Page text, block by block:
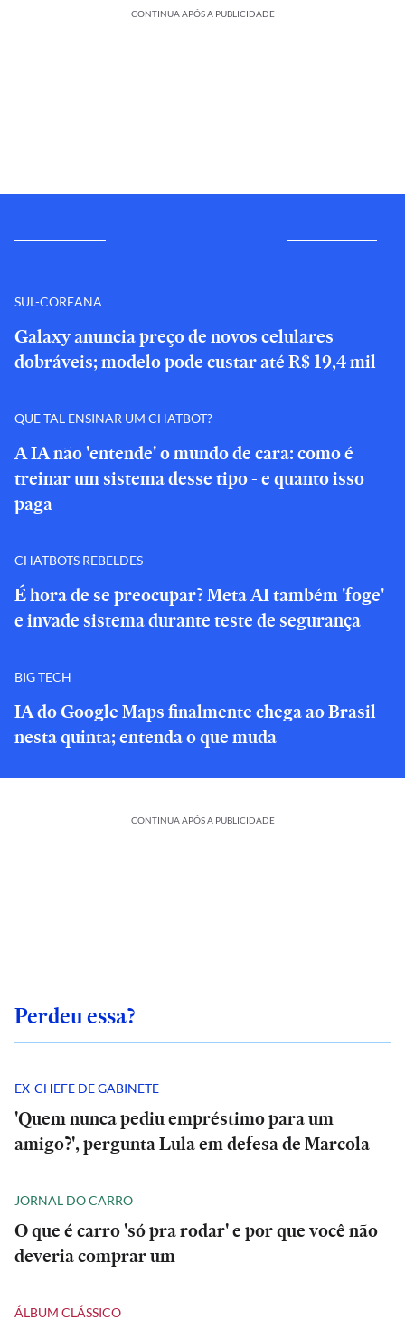
CONTINUA APÓS A PUBLICIDADE
SUL-COREANA
Galaxy anuncia preço de novos celulares
dobráveis; modelo pode custar até R$ 19,4 mil
QUE TAL ENSINAR UM CHATBOT?
A IA não 'entende' o mundo de cara: como é
treinar um sistema desse tipo - e quanto isso
paga
CHATBOTS REBELDES
É hora de se preocupar? Meta AI também 'foge'
e invade sistema durante teste de segurança
BIG TECH
IA do Google Maps finalmente chega ao Brasil
nesta quinta; entenda o que muda
CONTINUA APÓS A PUBLICIDADE
Perdeu essa?
EX-CHEFE DE GABINETE
'Quem nunca pediu empréstimo para um
amigo?', pergunta Lula em defesa de Marcola
JORNAL DO CARRO
O que é carro 'só pra rodar' e por que você não
deveria comprar um
ÁLBUM CLÁSSICO